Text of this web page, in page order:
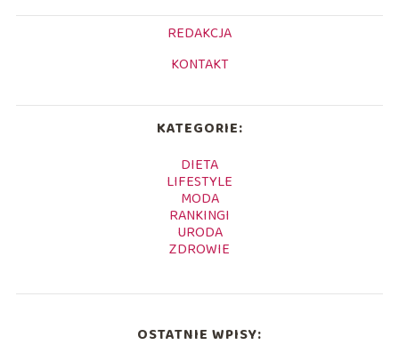
REDAKCJA
KONTAKT
KATEGORIE:
DIETA
LIFESTYLE
MODA
RANKINGI
URODA
ZDROWIE
OSTATNIE WPISY: